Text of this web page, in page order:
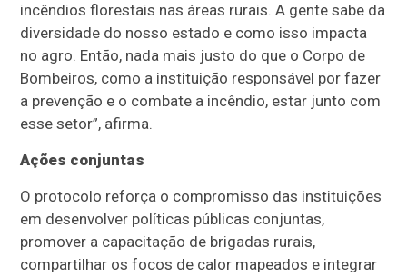
incêndios florestais nas áreas rurais. A gente sabe da
diversidade do nosso estado e como isso impacta
no agro. Então, nada mais justo do que o Corpo de
Bombeiros, como a instituição responsável por fazer
a prevenção e o combate a incêndio, estar junto com
esse setor”, afirma.
Ações conjuntas
O protocolo reforça o compromisso das instituições
em desenvolver políticas públicas conjuntas,
promover a capacitação de brigadas rurais,
compartilhar os focos de calor mapeados e integrar